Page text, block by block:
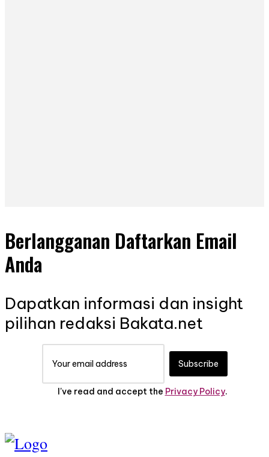
Berlangganan Daftarkan Email
Anda
Dapatkan informasi dan insight
pilihan redaksi Bakata.net
Subscribe
I've read and accept the Privacy Policy.